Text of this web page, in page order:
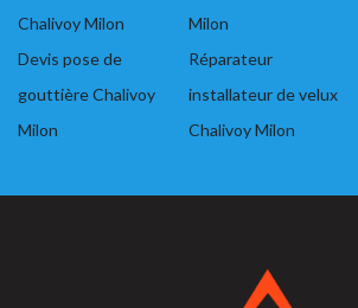
Chalivoy Milon
Devis pose de
gouttière Chalivoy
Milon
Milon
Réparateur
installateur de velux
Chalivoy Milon